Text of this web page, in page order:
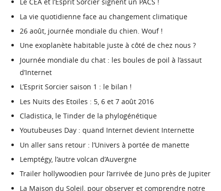
Le CEA et l’Esprit Sorcier signent un PACS !
La vie quotidienne face au changement climatique
26 août, journée mondiale du chien. Wouf !
Une exoplanète habitable juste à côté de chez nous ?
Journée mondiale du chat : les boules de poil à l’assaut
d’Internet
L’Esprit Sorcier saison 1 : le bilan !
Les Nuits des Etoiles : 5, 6 et 7 août 2016
Cladistica, le Tinder de la phylogénétique
Youtubeuses Day : quand Internet devient Internette
Un aller sans retour : l’Univers à portée de manette
Lemptégy, l’autre volcan d’Auvergne
Trailer hollywoodien pour l’arrivée de Juno près de Jupiter
La Maison du Soleil, pour observer et comprendre notre